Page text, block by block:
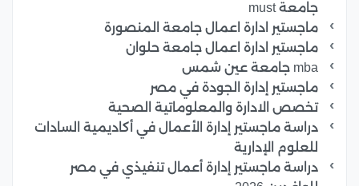
جامعة must
ماجستير ادارة اعمال جامعة المنصورة
ماجستير ادارة اعمال جامعة حلوان
mba جامعة عين شمس
ماجستير إدارة الجودة في مصر
تخصص الادارة والمعلوماتية الصحية
دراسة ماجستير إدارة الأعمال في أكاديمية السادات
للعلوم الإدارية
دراسة ماجستير إدارة أعمال تنفيذي في مصر